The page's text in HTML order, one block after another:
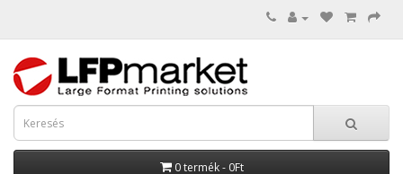
0 termék - 0Ft